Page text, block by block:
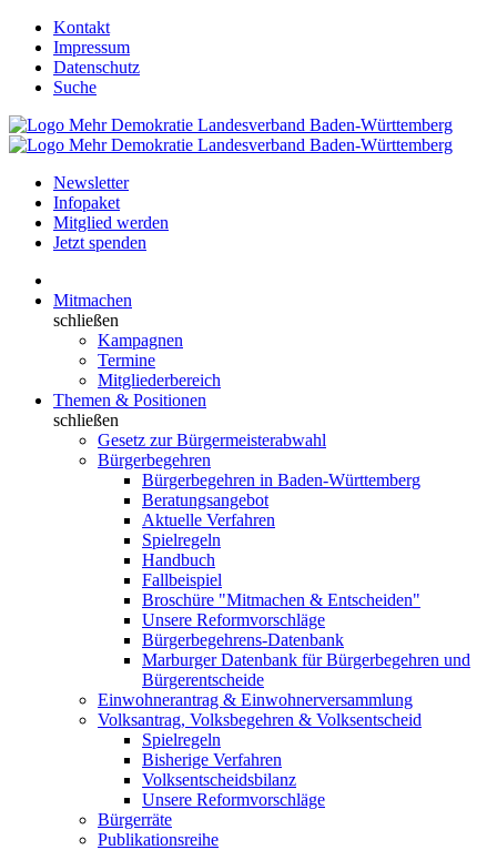
Kontakt
Impressum
Datenschutz
Suche
Newsletter
Infopaket
Mitglied werden
Jetzt spenden
Mitmachen
schließen
Kampagnen
Termine
Mitgliederbereich
Themen & Positionen
schließen
Gesetz zur Bürgermeisterabwahl
Bürgerbegehren
Bürgerbegehren in Baden-Württemberg
Beratungsangebot
Aktuelle Verfahren
Spielregeln
Handbuch
Fallbeispiel
Broschüre "Mitmachen & Entscheiden"
Unsere Reformvorschläge
Bürgerbegehrens-Datenbank
Marburger Datenbank für Bürgerbegehren und
Bürgerentscheide
Einwohnerantrag & Einwohnerversammlung
Volksantrag, Volksbegehren & Volksentscheid
Spielregeln
Bisherige Verfahren
Volksentscheidsbilanz
Unsere Reformvorschläge
Bürgerräte
Publikationsreihe